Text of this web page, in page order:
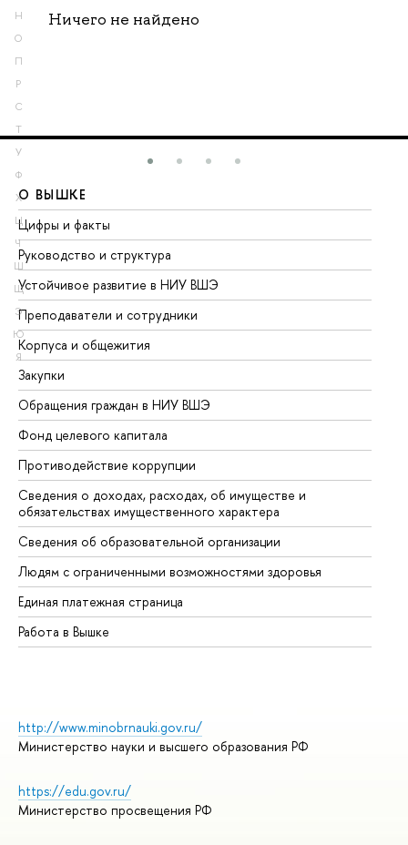
Н
О
П
Р
С
Т
У
Ф
Х
Ц
Ч
Ш
Щ
Э
Ю
Я
Ничего не найдено
О ВЫШКЕ
Цифры и факты
Руководство и структура
Устойчивое развитие в НИУ ВШЭ
Преподаватели и сотрудники
Корпуса и общежития
Закупки
Обращения граждан в НИУ ВШЭ
Фонд целевого капитала
Противодействие коррупции
Сведения о доходах, расходах, об имуществе и
обязательствах имущественного характера
Сведения об образовательной организации
Людям с ограниченными возможностями здоровья
Единая платежная страница
Работа в Вышке
http://www.minobrnauki.gov.ru/
Министерство науки и высшего образования РФ
https://edu.gov.ru/
Министерство просвещения РФ